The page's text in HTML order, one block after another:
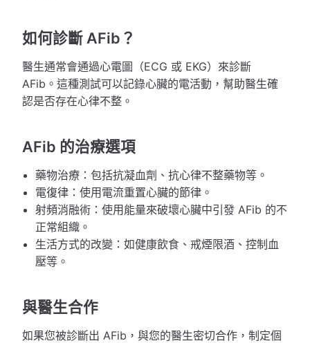
如何診斷 AFib？
醫生通常會通過心電圖（ECG 或 EKG）來診斷
AFib。這種測試可以記錄心臟的電活動，幫助醫生確
認是否存在心律不整。
AFib 的治療選項
藥物治療：包括抗凝血劑、抗心律不整藥物等。
電復律：使用電流重置心臟的節律。
射頻消融術：使用能量來破壞心臟中引發 AFib 的不
正常組織。
生活方式的改變：如健康飲食、戒煙限酒、控制血
壓等。
與醫生合作
如果您被診斷出 AFib，與您的醫生密切合作，制定個